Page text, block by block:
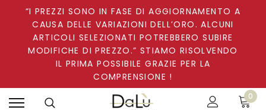
“I PREZZI SONO IN FASE DI AGGIORNAMENTO A
CAUSA DELLE VARIAZIONI DELL’ORO. ALCUNI
ARTICOLI SELEZIONATI POTREBBERO SUBIRE
MODIFICHE DI PREZZO.” STIAMO RISOLVENDO
IL PRIMA POSSIBILE GRAZIE PER LA
COMPRENSIONE !
0